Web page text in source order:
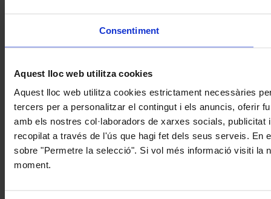
Consentiment
Aquest lloc web utilitza cookies
Aquest lloc web utilitza cookies estrictament necessàries
tercers per a personalitzar el contingut i els anuncis, oferir
amb els nostres col·laboradors de xarxes socials,
recopilat a través de l'ús que hagi fet dels seus serveis. En
sobre "Permetre la selecció". Si vol més informació visiti la
moment.